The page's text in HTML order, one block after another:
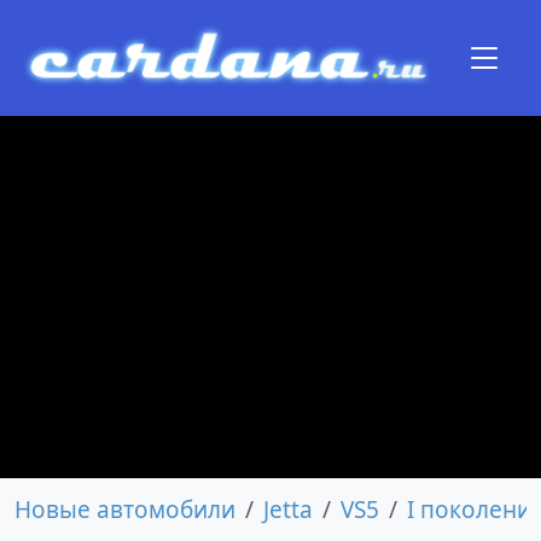
Новые автомобили Jetta VS5 I